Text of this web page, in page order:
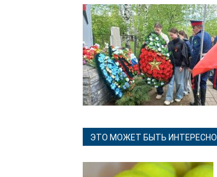
ЭТО МОЖЕТ БЫТЬ ИНТЕРЕСНО